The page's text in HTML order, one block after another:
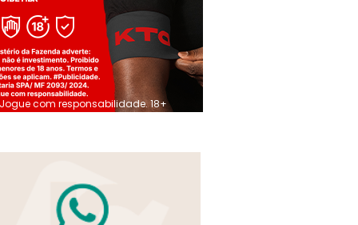
Jogue com responsabilidade. 18+